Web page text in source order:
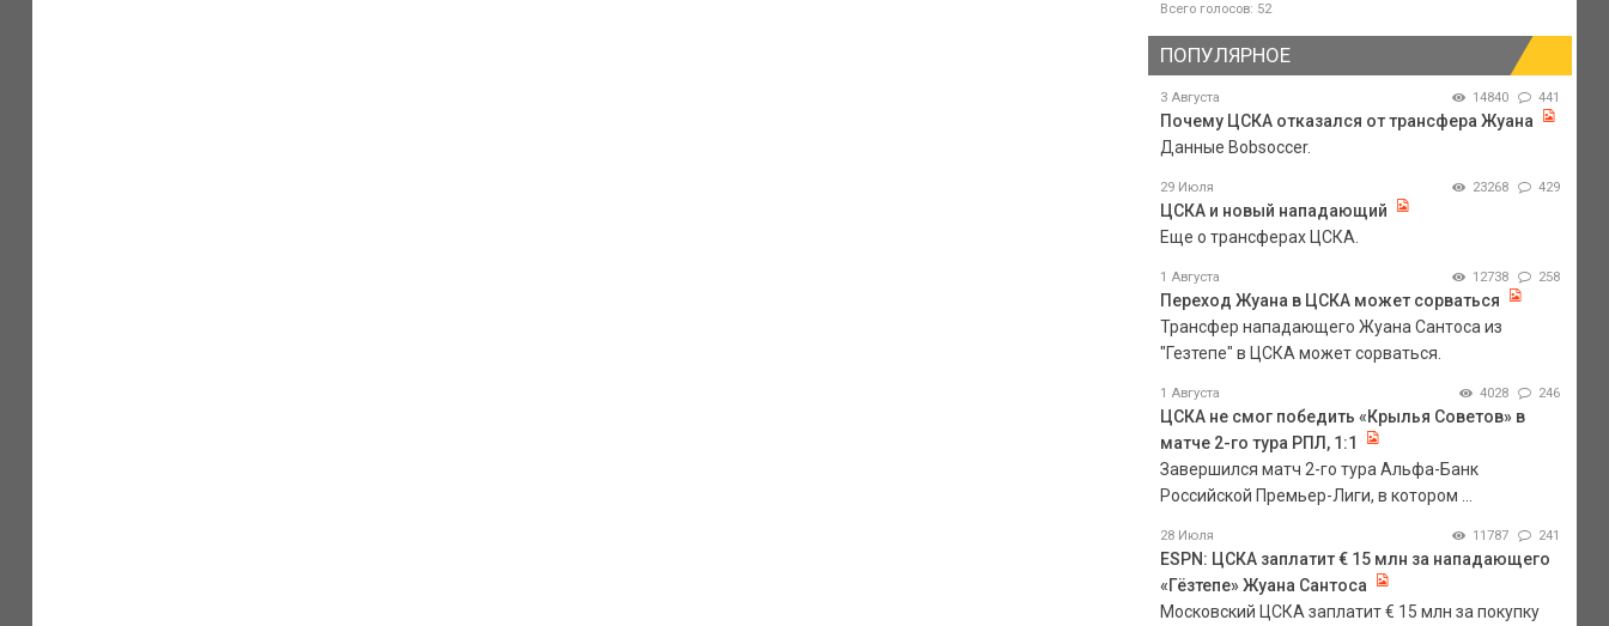
Всего голосов: 52
ПОПУЛЯРНОЕ
3 Августа 14840 441
Почему ЦСКА отказался от трансфера Жуана
Данные Bobsoccer.
29 Июля 23268 429
ЦСКА и новый нападающий
Еще о трансферах ЦСКА.
1 Августа 12738 258
Переход Жуана в ЦСКА может сорваться
Трансфер нападающего Жуана Сантоса из
"Гезтепе" в ЦСКА может сорваться.
1 Августа 4028 246
ЦСКА не смог победить «Крылья Советов» в
матче 2-го тура РПЛ, 1:1
Завершился матч 2-го тура Альфа-Банк
Российской Премьер-Лиги, в котором ...
28 Июля 11787 241
ESPN: ЦСКА заплатит € 15 млн за нападающего
«Гёзтепе» Жуана Сантоса
Московский ЦСКА заплатит € 15 млн за покупку